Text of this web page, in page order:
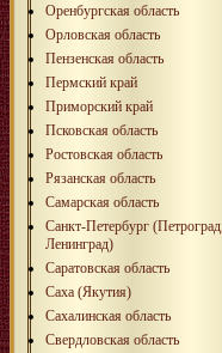
Оренбургская область
Орловская область
Пензенская область
Пермский край
Приморский край
Псковская область
Ростовская область
Рязанская область
Самарская область
Санкт-Петербург (Петроград,
Ленинград)
Саратовская область
Саха (Якутия)
Сахалинская область
Свердловская область